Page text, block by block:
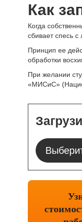
Как
Когда
сбивает спесь
Принцип ее
обработки
При желании
«МИСиС»